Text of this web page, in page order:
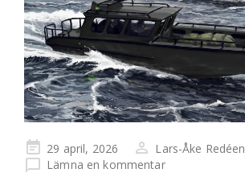
Publicerad
på
29 april, 2026 Lars-Åke Redéen
Lämna en kommentar